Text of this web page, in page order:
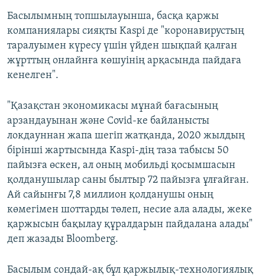
Басылымның топшылауынша, басқа қаржы
компаниялары сияқты Kaspi де "коронавирустың
таралуымен күресу үшін үйден шықпай қалған
жұрттың онлайнға көшуінің арқасында пайдаға
кенелген".
"Қазақстан экономикасы мұнай бағасының
арзандауынан және Covid-ке байланысты
локдауннан жапа шегіп жатқанда, 2020 жылдың
бірінші жартысында Kaspi-дің таза табысы 50
пайызға өскен, ал оның мобильді қосымшасын
қолданушылар саны былтыр 72 пайызға ұлғайған.
Ай сайынғы 7,8 миллион қолданушы оның
көмегімен шоттарды төлеп, несие ала алады, жеке
қаржысын бақылау құралдарын пайдалана алады"
деп жазады Bloomberg.
Басылым сондай-ақ бұл қаржылық-технологиялық